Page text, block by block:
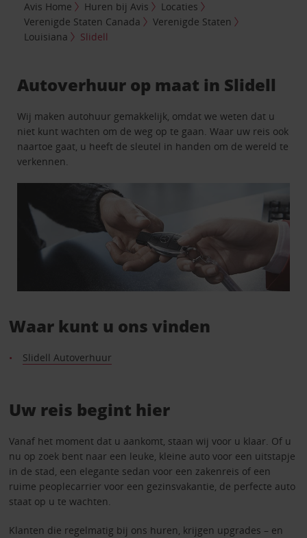
Avis Home Huren bij Avis
Locaties
Verenigde Staten Canada
Verenigde Staten
Louisiana
Slidell
Autoverhuur op maat in Slidell
Wij maken autohuur gemakkelijk, omdat we weten dat u
niet kunt wachten om de weg op te gaan. Waar uw reis ook
naartoe gaat, u heeft de sleutel in handen om de wereld te
verkennen.
Waar kunt u ons vinden
Slidell Autoverhuur
Uw reis begint hier
Vanaf het moment dat u aankomt, staan wij voor u klaar. Of u
nu op zoek bent naar een leuke, kleine auto voor een uitstapje
in de stad, een elegante sedan voor een zakenreis of een
ruime peoplecarrier voor een gezinsvakantie, de perfecte auto
staat op u te wachten.
Klanten die regelmatig bij ons huren, krijgen upgrades – en